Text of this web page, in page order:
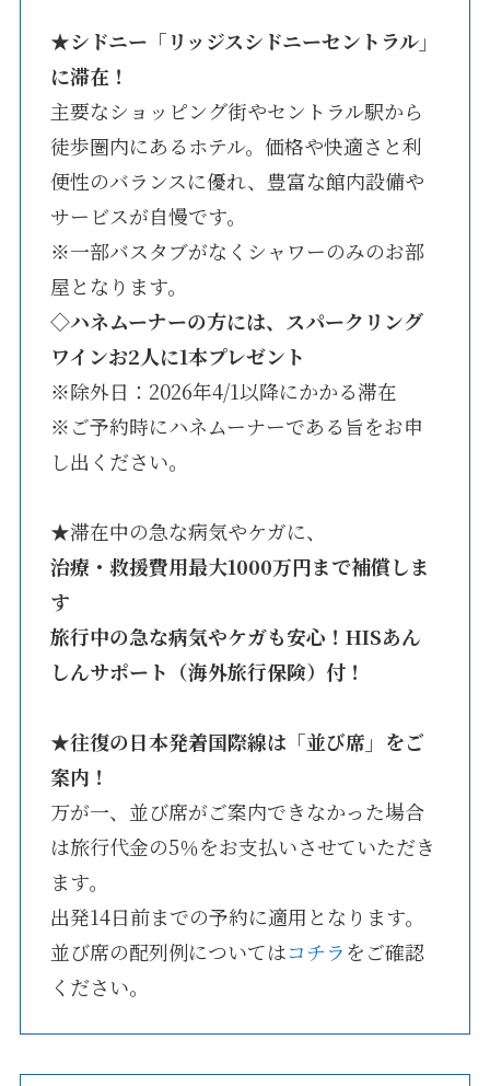
★シドニー「リッジスシドニーセントラル」
に滞在！
主要なショッピング街やセントラル駅から
徒歩圏内にあるホテル。価格や快適さと利
便性のバランスに優れ、豊富な館内設備や
サービスが自慢です。
※一部バスタブがなくシャワーのみのお部
屋となります。
◇ハネムーナーの方には、スパークリング
ワインお2人に1本プレゼント
※除外日：2026年4/1以降にかかる滞在
※ご予約時にハネムーナーである旨をお申
し出ください。
★滞在中の急な病気やケガに、
治療・救援費用最大1000万円まで補償しま
す
旅行中の急な病気やケガも安心！HISあん
しんサポート（海外旅行保険）付！
★往復の日本発着国際線は「並び席」をご
案内！
万が一、並び席がご案内できなかった場合
は旅行代金の5％をお支払いさせていただき
ます。
出発14日前までの予約に適用となります。
並び席の配列例についてはコチラをご確認
ください。